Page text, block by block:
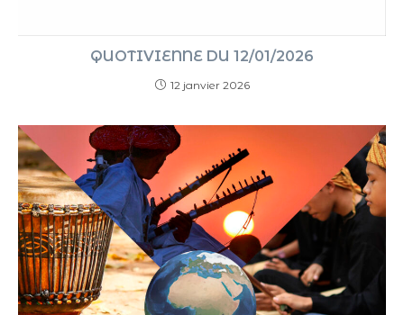
QUOTIVIENNE DU 12/01/2026
12 janvier 2026